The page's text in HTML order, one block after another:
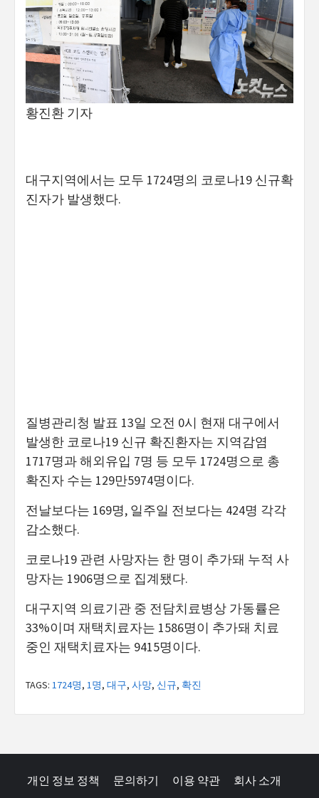
황진환 기자
대구지역에서는 모두 1724명의 코로나19 신규확
진자가 발생했다.
질병관리청 발표 13일 오전 0시 현재 대구에서
발생한 코로나19 신규 확진환자는 지역감염
1717명과 해외유입 7명 등 모두 1724명으로 총
확진자 수는 129만5974명이다.
전날보다는 169명, 일주일 전보다는 424명 각각
감소했다.
코로나19 관련 사망자는 한 명이 추가돼 누적 사
망자는 1906명으로 집계됐다.
대구지역 의료기관 중 전담치료병상 가동률은
33%이며 재택치료자는 1586명이 추가돼 치료
중인 재택치료자는 9415명이다.
TAGS: 1724명, 1명, 대구, 사망, 신규, 확진
개인 정보 정책 문의하기 이용 약관 회사 소개